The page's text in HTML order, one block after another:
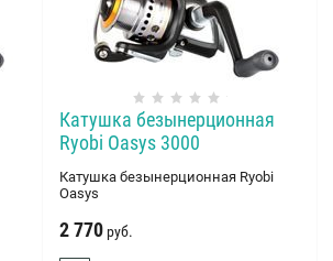
Катушка безынерционная
Ryobi Oasys 3000
Катушка безынерционная Ryobi
Oasys
2 770 руб.